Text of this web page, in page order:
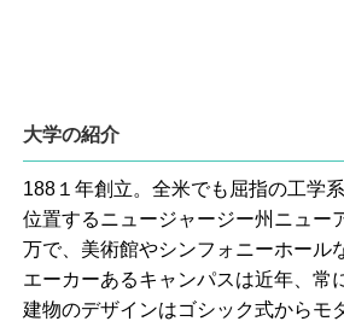
大学の紹介
188１年創立。全米でも屈指の工学
位置するニュージャージー州ニュー
万で、美術館やシンフォニーホール
エーカーあるキャンパスは近年、常
建物のデザインはゴシック式からモ